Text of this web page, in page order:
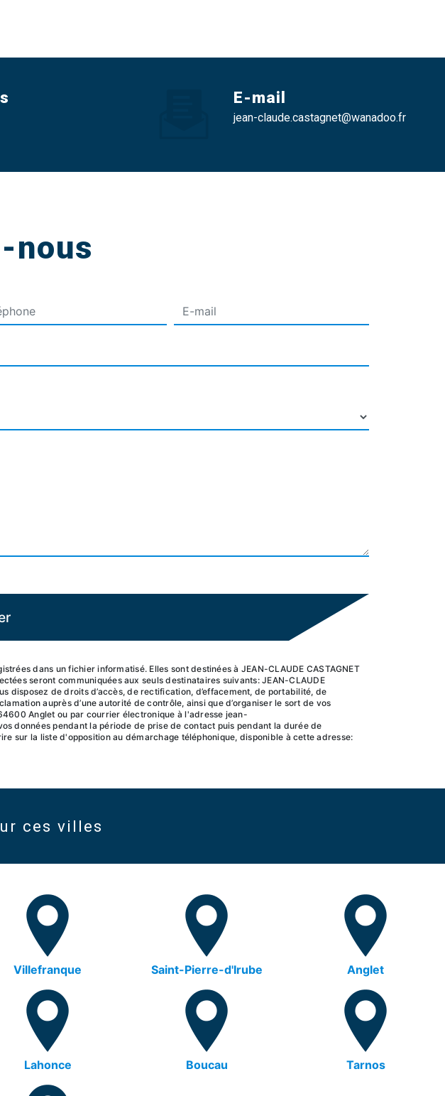
E-mail
jean-claude.castagnet@wanadoo.fr
nous
dans un fichier informatisé. Elles sont destinées à JEAN-CLAUDE CASTAGNET
seront communiquées aux seuls destinataires suivants: JEAN-CLAUDE
disposez de droits d’accès, de rectification, d’effacement, de portabilité, de
auprès d’une autorité de contrôle, ainsi que d’organiser le sort de vos
Anglet ou par courrier électronique à l'adresse jean-
données pendant la période de prise de contact puis pendant la durée de
sur la liste d'opposition au démarchage téléphonique, disponible à cette adresse:
ces villes
Villefranque Saint-Pierre-d'Irube Anglet
Lahonce Boucau Tarnos